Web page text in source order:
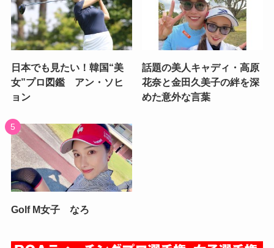
日本でも見たい！韓国“美
女”プロ図鑑 アン・ソヒ
ョン
話題の美人キャディ・高原
花奈と金田久美子の絆を深
めた意外な言葉
Golf M女子 なろ